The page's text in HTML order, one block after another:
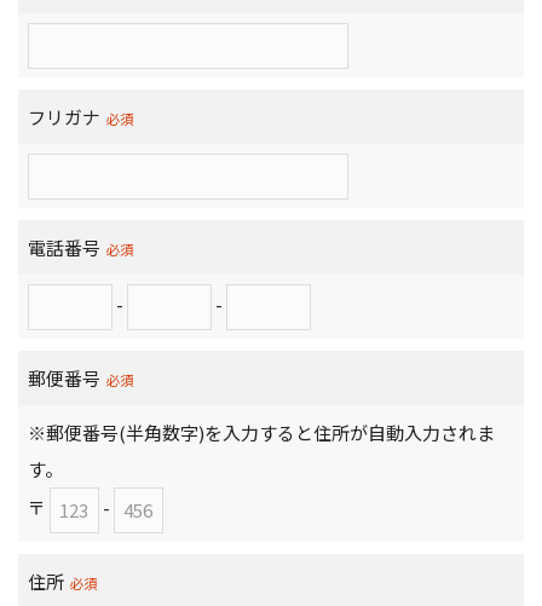
フリガナ 必須
電話番号 必須
- -
郵便番号 必須
※郵便番号(半角数字)を入力すると住所が自動入力されま
す。
〒
-
住所 必須